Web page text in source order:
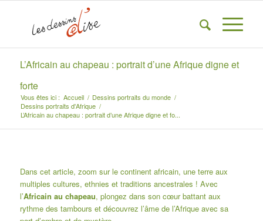
L’Africain au chapeau : portrait d’une Afrique digne et
forte
Vous êtes ici : Accueil / Dessins portraits du monde /
Dessins portraits d'Afrique /
L’Africain au chapeau : portrait d’une Afrique digne et fo...
Dans cet article, zoom sur le continent africain, une terre aux
multiples cultures, ethnies et traditions ancestrales ! Avec
l’Africain au chapeau, plongez dans son cœur battant aux
rythme des tambours et découvrez l’âme de l’Afrique avec sa